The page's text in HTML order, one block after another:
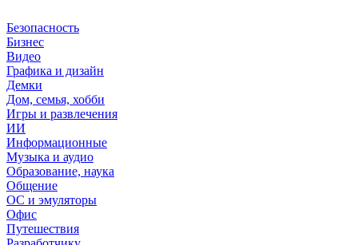
Безопасность
Бизнес
Видео
Графика и дизайн
Демки
Дом, семья, хобби
Игры и развлечения
ИИ
Информационные
Музыка и аудио
Образование, наука
Общение
ОС и эмуляторы
Офис
Путешествия